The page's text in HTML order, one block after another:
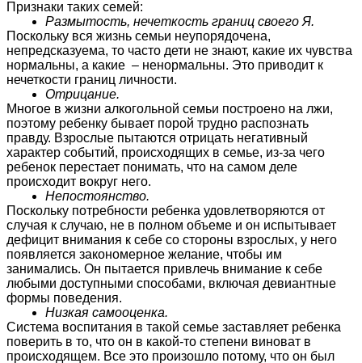
Признаки таких семей:
Размытость, нечеткость границ своего Я.
Поскольку вся жизнь семьи неупорядочена,
непредсказуема, то часто дети не знают, какие их чувства
нормальны, а какие – ненормальны. Это приводит к
нечеткости границ личности.
Отрицание.
Многое в жизни алкогольной семьи построено на лжи,
поэтому ребенку бывает порой трудно распознать
правду. Взрослые пытаются отрицать негативный
характер событий, происходящих в семье, из-за чего
ребенок перестает понимать, что на самом деле
происходит вокруг него.
Непостоянство.
Поскольку потребности ребенка удовлетворяются от
случая к случаю, не в полном объеме и он испытывает
дефицит внимания к себе со стороны взрослых, у него
появляется закономерное желание, чтобы им
занимались. Он пытается привлечь внимание к себе
любыми доступными способами, включая девиантные
формы поведения.
Низкая самооценка.
Система воспитания в такой семье заставляет ребенка
поверить в то, что он в какой-то степени виноват в
происходящем. Все это произошло потому, что он был